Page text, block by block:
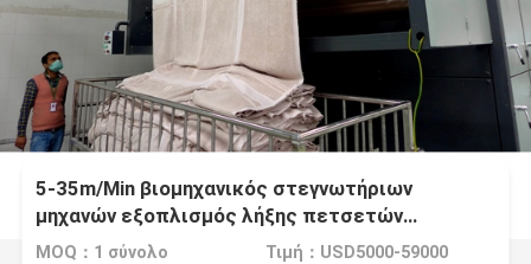
5-35m/Min βιομηχανικός στεγνωτήριων
μηχανών εξοπλισμός λήξης πετσετών
υφαντικός
MOQ：1 σύνολο Τιμή：USD5000-59000